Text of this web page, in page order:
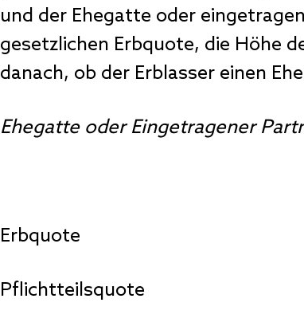
und der Ehegatte oder
gesetzlichen Erbquote, die Höhe
danach, ob der Erblasser einen
Ehegatte oder Eingetragener
Erbquote
Pflichtteilsquote